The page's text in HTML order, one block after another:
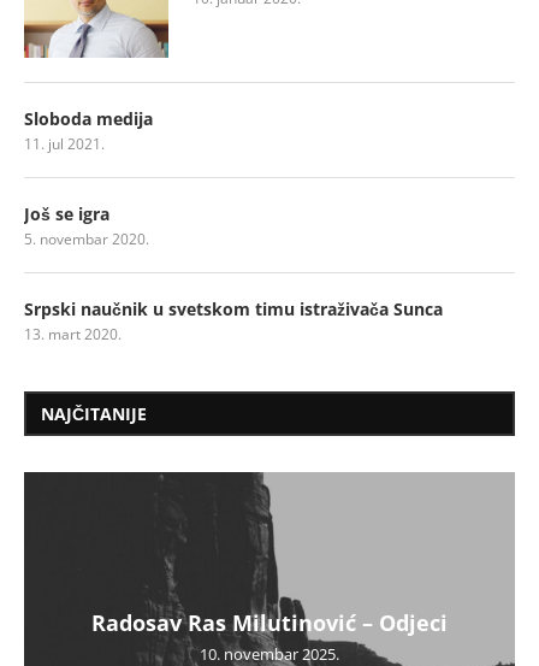
Sloboda medija
11. jul 2021.
Još se igra
5. novembar 2020.
Srpski naučnik u svetskom timu istraživača Sunca
13. mart 2020.
NAJČITANIJE
Radosav Ras Milutinović – Odjeci
10. novembar 2025.